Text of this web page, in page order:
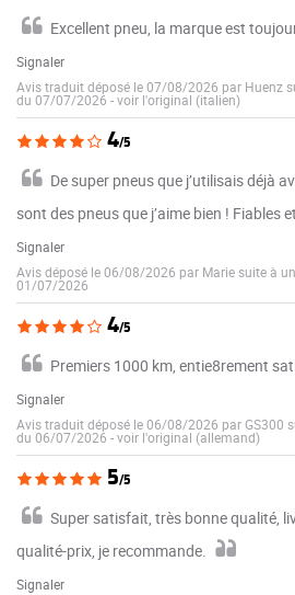
Excellent pneu, la marque est
Signaler
Avis traduit déposé le 07/08/2026 par Huenz
du 07/07/2026 -voir l'original (italien)
4/5
De super pneus que j’utilisais déjà
sont des pneus que j’aime bien ! Fiables
Signaler
Avis déposé le 06/08/2026 par Marie suite à
01/07/2026
4/5
Premiers 1000 km, entie8rement
Signaler
Avis traduit déposé le 06/08/2026 par GS300
du 06/07/2026 -voir l'original (allemand)
5/5
Super satisfait, très bonne qualité,
qualité-prix, je recommande.
Signaler